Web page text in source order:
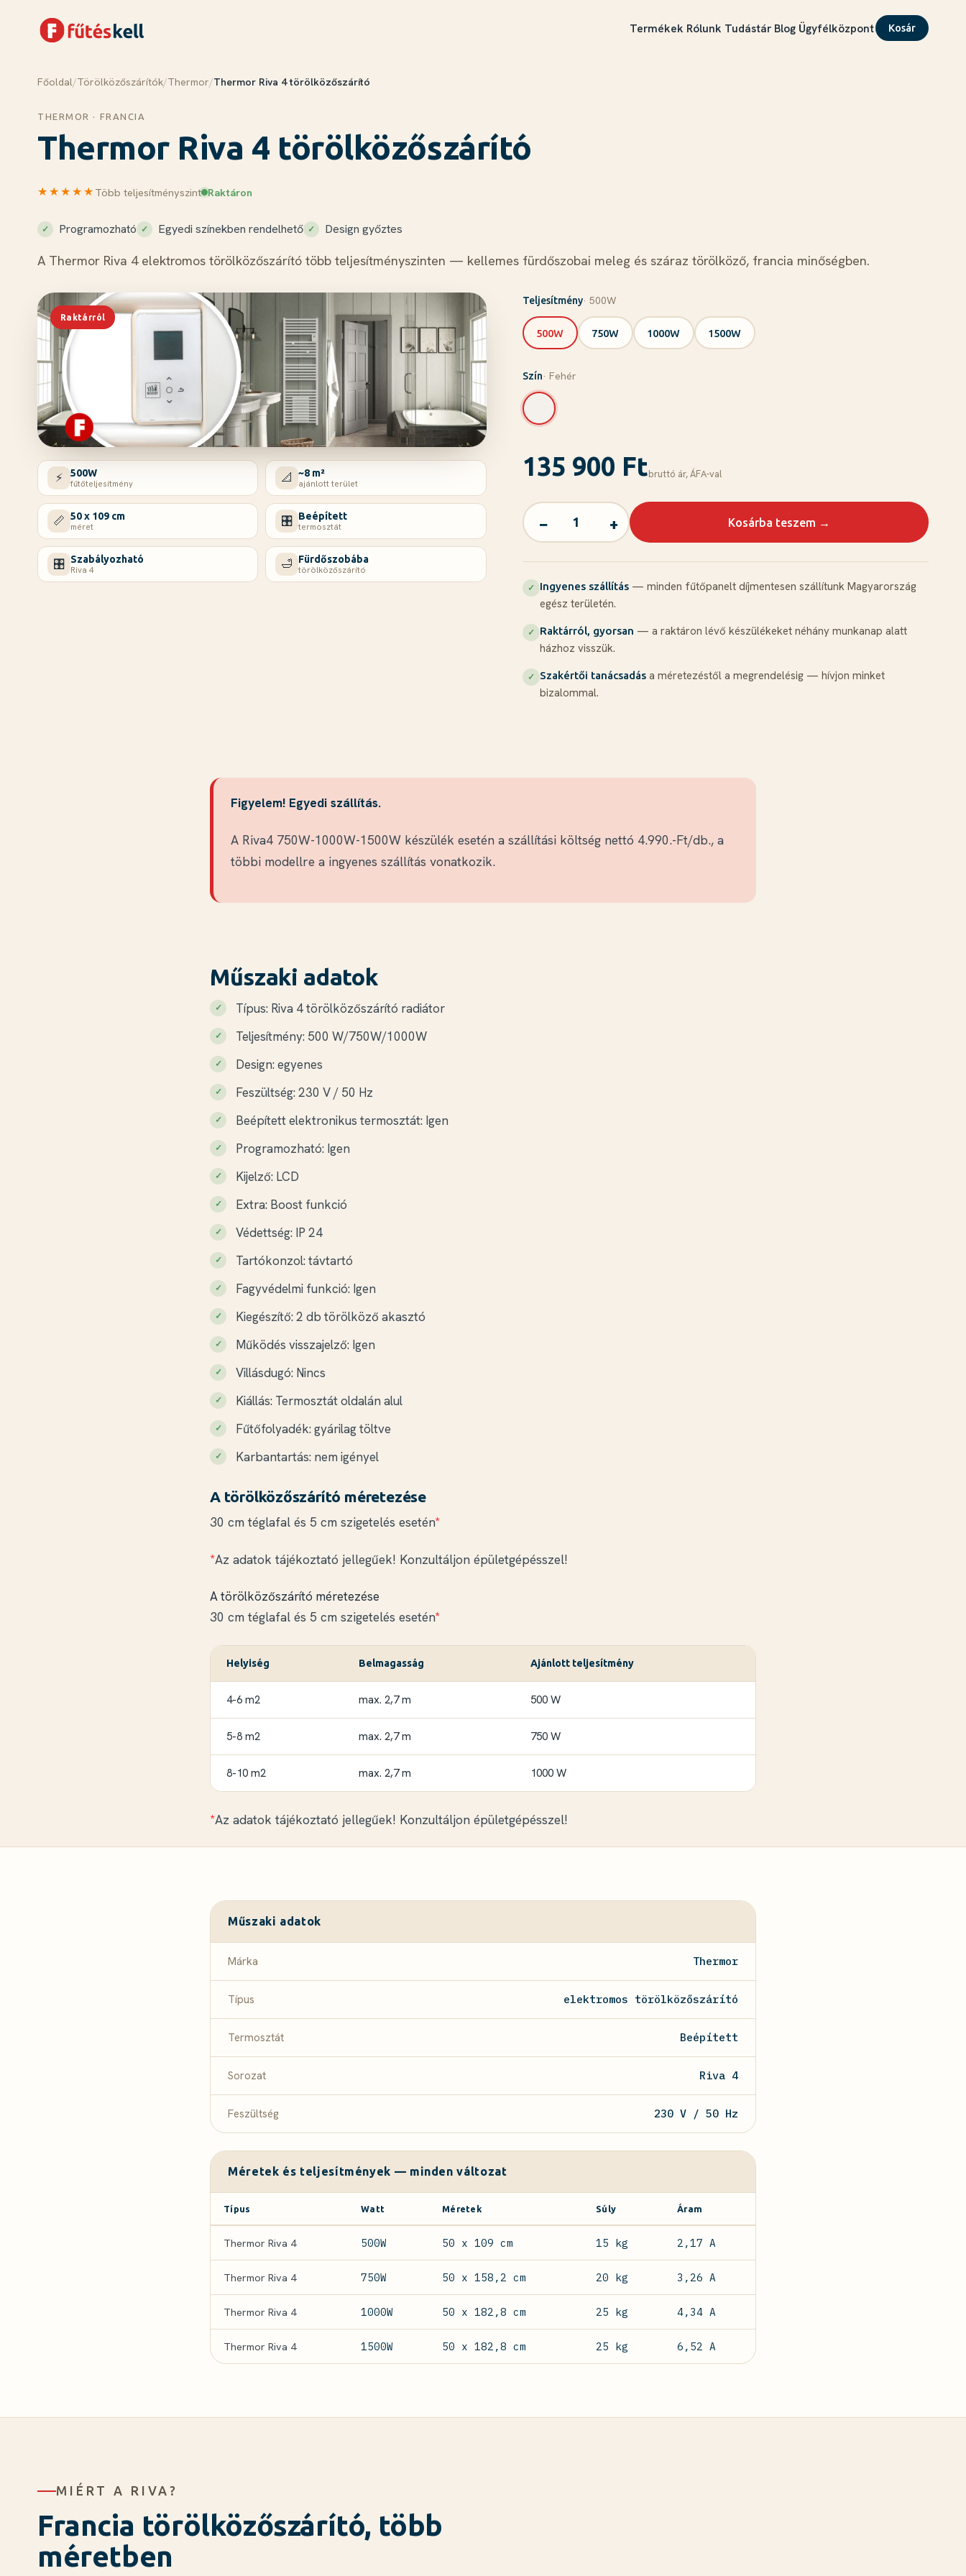
Termékek Rólunk Tudástár Blog Ügyfélközpont Kosár
Menü ✕
Termékek
Blog
Kosár ✕
Főoldal/Törölközőszárítók/Thermor/Thermor Riva 4 törölközőszárító
THERMOR · FRANCIA
Thermor Riva 4 törölközőszárító
★★★★★ Több teljesítményszint Raktáron
Programozható Egyedi színekben rendelhető Design győztes
A Thermor Riva 4 elektromos törölközőszárító több teljesítményszinten — kellemes fürdőszobai meleg és száraz törölköző, francia minőségben.
Raktárról
⚡ 500W
fűtőteljesítmény 📐 ~8 m²
ajánlott terület
📏 50 x 109 cm
méret 🎛️ Beépített
termosztát
🎛️ Szabályozható
Riva 4 🛁 Fürdőszobába
törölközőszárító
Teljesítmény· 500W
500W 750W 1000W 1500W
Szín· Fehér
135 900 Ftbruttó ár, ÁFА-val
− + Kosárba teszem →
✓ Ingyenes szállítás— minden fűtőpanelt díjmentesen szállítunk Magyarország
egész területén.
✓ Raktárról, gyorsan — a raktáron lévő készülékeket néhány munkanap alatt
házhoz visszük.
✓ Szakértői tanácsadása méretezéstől a megrendelésig — hívjon minket
bizalommal.
Figyelem! Egyedi szállítás.
A Riva4 750W-1000W-1500W készülék esetén a szállítási költség nettó 4.990.-Ft/db., a
többi modellre a ingyenes szállítás vonatkozik.
Műszaki adatok
Típus: Riva 4 törölközőszárító radiátor
Teljesítmény: 500 W/750W/1000W
Design: egyenes
Feszültség: 230 V / 50 Hz
Beépített elektronikus termosztát: Igen
Programozható: Igen
Kijelző: LCD
Extra: Boost funkció
Védettség: IP 24
Tartókonzol: távtartó
Fagyvédelmi funkció: Igen
Kiegészítő: 2 db törölköző akasztó
Működés visszajelző: Igen
Villásdugó: Nincs
Kiállás: Termosztát oldalán alul
Fűtőfolyadék: gyárilag töltve
Karbantartás: nem igényel
A törölközőszárító méretezése
30 cm téglafal és 5 cm szigetelés esetén*
*Az adatok tájékoztató jellegűek! Konzultáljon épületgépésszel!
A törölközőszárító méretezése
30 cm téglafal és 5 cm szigetelés esetén*
Helyiség Belmagasság Ajánlott teljesítmény
4-6 m2 max. 2,7 m 500 W
5-8 m2 max. 2,7 m 750 W
8-10 m2 max. 2,7 m 1000 W
*Az adatok tájékoztató jellegűek! Konzultáljon épületgépésszel!
Műszaki adatok
Márka Thermor
Típus elektromos törölközőszárító
Termosztát Beépített
Sorozat Riva 4
Feszültség 230 V / 50 Hz
Méretek és teljesítmények — minden változat
Típus Watt Méretek Súly Áram
Thermor Riva 4 500W 50 x 109 cm 15 kg 2,17 A
Thermor Riva 4 750W 50 x 158,2 cm 20 kg 3,26 A
Thermor Riva 4 1000W 50 x 182,8 cm 25 kg 4,34 A
Thermor Riva 4 1500W 50 x 182,8 cm 25 kg 6,52 A
MIÉRT A RIVA?
Francia törölközőszárító, több
méretben